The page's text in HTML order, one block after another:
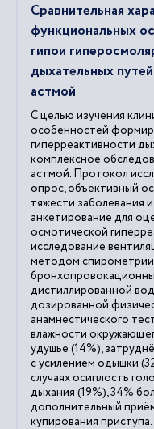
Сравнительная
функциональных
гипои
дыхательных
астмой
С целью изучения
особенностей
гиперреактивности
комплексное
астмой. Протокол
опрос, объективный
тяжести заболевания
анкетирование для
осмотической
исследование
методом
дистиллированной
дозированной
анамнестического
влажности
удушье (14%),
с усилением одышки
случаях осиплость
дыхания (19%), 34%
дополнительный
купирования